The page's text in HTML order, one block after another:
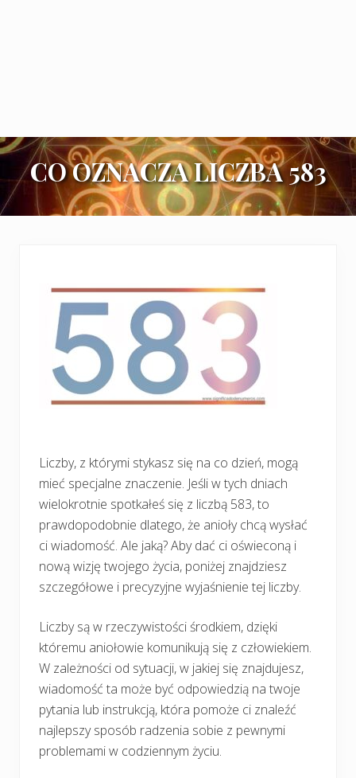
CO OZNACZA LICZBA 583
Liczby, z którymi stykasz się na co dzień, mogą
mieć specjalne znaczenie. Jeśli w tych dniach
wielokrotnie spotkałeś się z liczbą 583, to
prawdopodobnie dlatego, że anioły chcą wysłać
ci wiadomość. Ale jaką? Aby dać ci oświeconą i
nową wizję twojego życia, poniżej znajdziesz
szczegółowe i precyzyjne wyjaśnienie tej liczby.
Liczby są w rzeczywistości środkiem, dzięki
któremu aniołowie komunikują się z człowiekiem.
W zależności od sytuacji, w jakiej się znajdujesz,
wiadomość ta może być odpowiedzią na twoje
pytania lub instrukcją, która pomoże ci znaleźć
najlepszy sposób radzenia sobie z pewnymi
problemami w codziennym życiu.